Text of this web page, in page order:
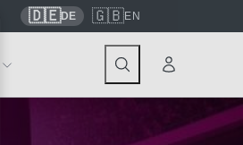
🇩🇪DE 🇬🇧EN